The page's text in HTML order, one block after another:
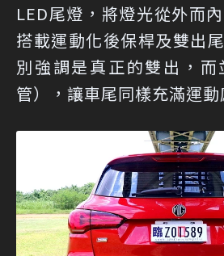
LED尾燈，將燈光從外而
搭載運動化後保桿及雙出
別強調是真正的雙出，
管），讓車尾同樣充滿運動